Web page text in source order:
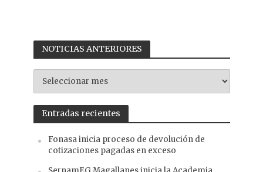
NOTICIAS ANTERIORES
ANTERIORES
Entradas recientes
Fonasa inicia proceso de devolución de
cotizaciones pagadas en exceso